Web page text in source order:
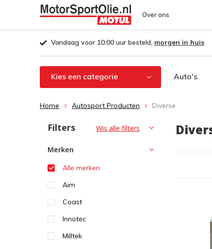
Over ons
Vandaag voor 10:00 uur besteld, morgen in huis
Kies een categorie Auto's
Home Autosport Producten Diverse
Filters Wis alle filters
Merken
Alle merken
Aim
Coast
Innotec
Milltek